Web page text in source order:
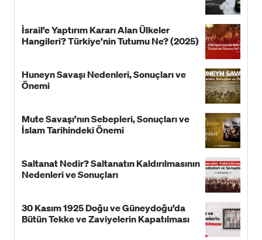
İsrail'e Yaptırım Kararı Alan Ülkeler
Hangileri? Türkiye’nin Tutumu Ne? (2025)
Huneyn Savaşı Nedenleri, Sonuçları ve
Önemi
Mute Savaşı’nın Sebepleri, Sonuçları ve
İslam Tarihindeki Önemi
Saltanat Nedir? Saltanatın Kaldırılmasının
Nedenleri ve Sonuçları
30 Kasım 1925 Doğu ve Güneydoğu’da
Bütün Tekke ve Zaviyelerin Kapatılması